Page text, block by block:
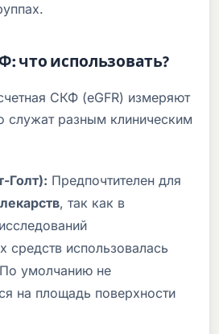
что использовать?
СКФ (eGFR) измеряют
служат разным клиническим
Голт): Предпочтителен для
, так как в
средств использовалась
умолчанию не
на площадь поверхности